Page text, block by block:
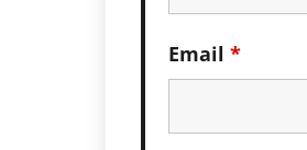
Email *